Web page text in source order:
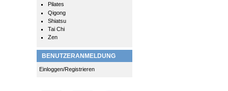
Pilates
Qigong
Shiatsu
Tai Chi
Zen
BENUTZERANMELDUNG
Einloggen/Registrieren